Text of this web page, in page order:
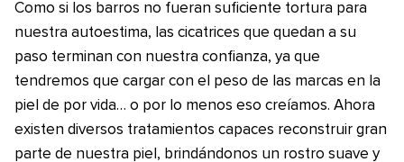
Como si los barros no fueran suficiente tortura para
nuestra autoestima, las cicatrices que quedan a su
paso terminan con nuestra confianza, ya que
tendremos que cargar con el peso de las marcas en la
piel de por vida… o por lo menos eso creíamos. Ahora
existen diversos tratamientos capaces reconstruir gran
parte de nuestra piel, brindándonos un rostro suave y